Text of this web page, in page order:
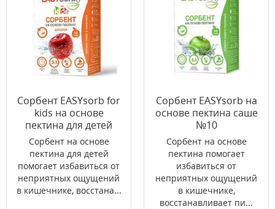
Сорбент EASYsorb for
kids на основе
пектина для детей
саше №10
Сорбент на основе
пектина для детей
помогает избавиться от
неприятных ощущений
в кишечнике, восстана...
Сорбент EASYsorb на
основе пектина саше
№10
Сорбент на основе
пектина помогает
избавиться от
неприятных ощущений
в кишечнике,
восстанавливает пи...